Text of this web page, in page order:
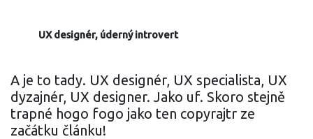
UX designér, úderný introvert
A je to tady. UX designér, UX specialista, UX
dyzajnér, UX designer. Jako uf. Skoro stejně
trapné hogo fogo jako ten copyrajtr ze
začátku článku!